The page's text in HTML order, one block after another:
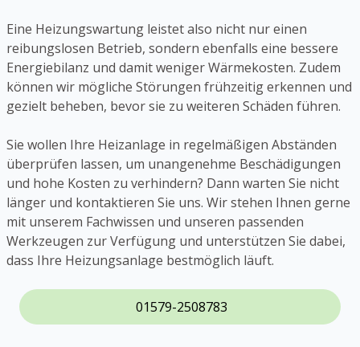
Eine Heizungswartung leistet also nicht nur einen
reibungslosen Betrieb, sondern ebenfalls eine bessere
Energiebilanz und damit weniger Wärmekosten. Zudem
können wir mögliche Störungen frühzeitig erkennen und
gezielt beheben, bevor sie zu weiteren Schäden führen.
Sie wollen Ihre Heizanlage in regelmäßigen Abständen
überprüfen lassen, um unangenehme Beschädigungen
und hohe Kosten zu verhindern? Dann warten Sie nicht
länger und kontaktieren Sie uns. Wir stehen Ihnen gerne
mit unserem Fachwissen und unseren passenden
Werkzeugen zur Verfügung und unterstützen Sie dabei,
dass Ihre Heizungsanlage bestmöglich läuft.
01579-2508783